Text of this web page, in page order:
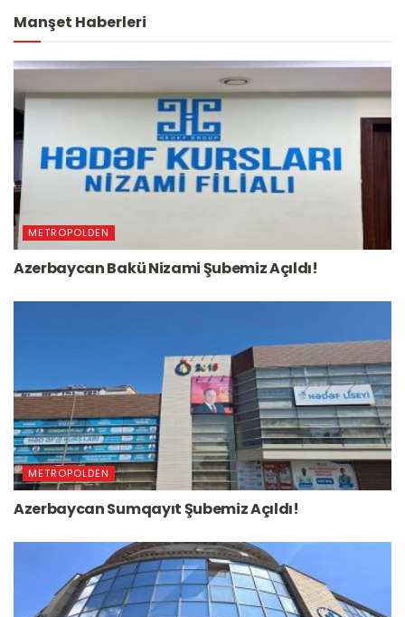
Manşet Haberleri
METROPOLDEN
Azerbaycan Bakü Nizami Şubemiz Açıldı!
METROPOLDEN
Azerbaycan Sumqayıt Şubemiz Açıldı!